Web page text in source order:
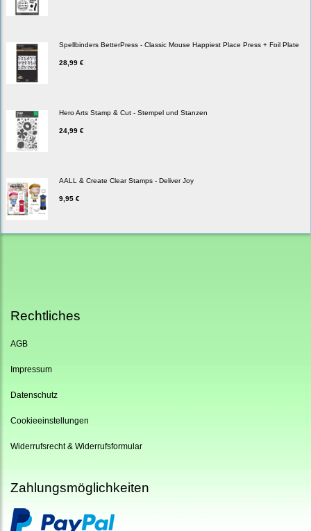
Spellbinders BetterPress - Classic Mouse Happiest Place Press + Foil Plate
28,99 €
Hero Arts Stamp & Cut - Stempel und Stanzen
24,99 €
AALL & Create Clear Stamps - Deliver Joy
9,95 €
Rechtliches
AGB
Impressum
Datenschutz
Cookieeinstellungen
Widerrufsrecht & Widerrufsformular
Zahlungsmöglichkeiten